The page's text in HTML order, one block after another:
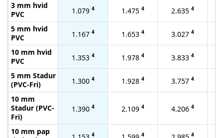
3 mm hvid
PVC
1.079 4 1.475 4 2.635 4
5 mm hvid
PVC
1.167 4 1.653 4 3.027 4
10 mm hvid
PVC
1.353 4 1.978 4 3.833 4
5 mm Stadur
(PVC-Fri)
1.300 4 1.928 4 3.757 4
10 mm
Stadur (PVC-
Fri)
1.390 4 2.109 4 4.206 4
10 mm pap
4 4 4